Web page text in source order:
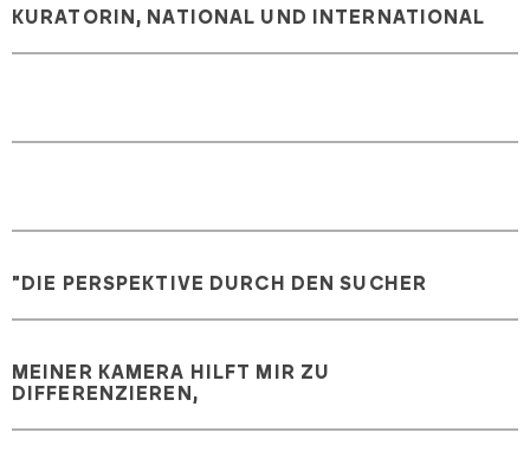
KURATORIN, NATIONAL UND INTERNATIONAL
"DIE PERSPEKTIVE DURCH DEN SUCHER
MEINER KAMERA HILFT MIR ZU
DIFFERENZIEREN,